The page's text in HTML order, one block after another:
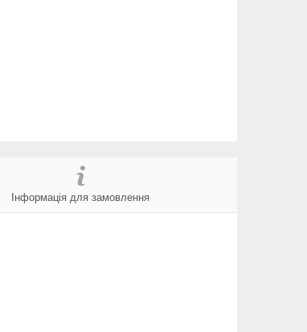
Інформація для замовлення